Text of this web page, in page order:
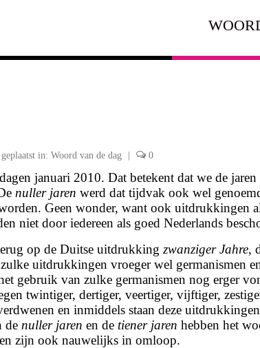
geplaatst in: Woord van de dag 0
januari 2010. Dat betekent dat we de
nuller jaren werd dat tijdvak ook wel
Geen wonder, want ook uitdrukkingen
niet door iedereen als goed Nederlands
op de Duitse uitdrukking zwanziger Jahre,
uitdrukkingen vroeger wel germanismen
gebruik van zulke germanismen nog erger
twintiger, dertiger, veertiger, vijftiger,
en inmiddels staan deze
de nuller jaren en de tiener jaren hebben het
zijn ook nauwelijks in omloop.